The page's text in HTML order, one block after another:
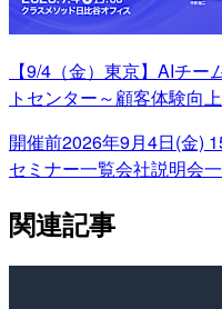
【9/4（金）東京】AIチ
トセンター～顧客体験向
開催前2026年9月4日(金)
セミナー一覧会社説明会
関連記事